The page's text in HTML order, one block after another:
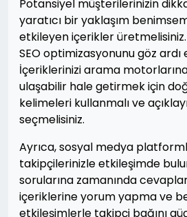
Potansiyel müşterilerinizin
yaratıcı bir yaklaşım
etkileyen içerikler üretmelisiniz.
SEO optimizasyonunu göz ardı
İçeriklerinizi arama
ulaşabilir hale getirmek için
kelimeleri kullanmalı ve
seçmelisiniz.
Ayrıca, sosyal medya
takipçilerinizle etkileşimde
sorularına zamanında
içeriklerine yorum yapma ve
etkileşimlerle takipçi bağını